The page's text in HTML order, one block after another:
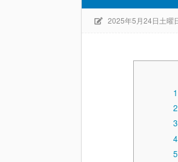
2025年5月24日土曜
1
2
3
4
5